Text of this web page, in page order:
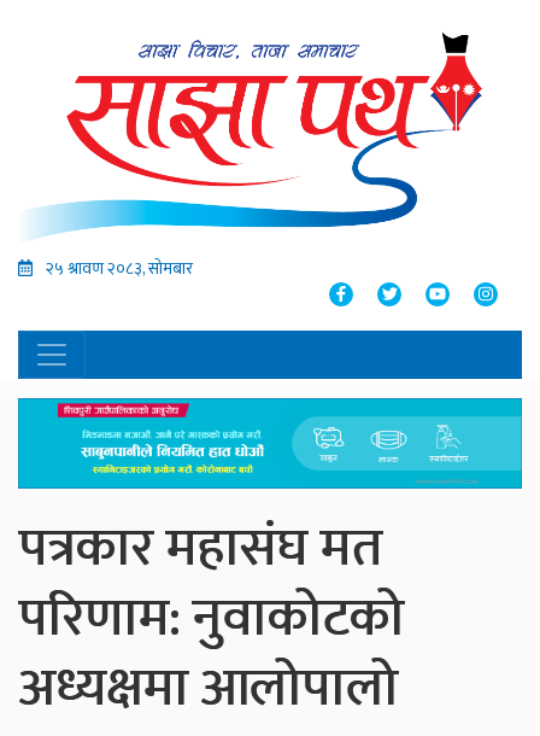
२५ श्रावण २०८३, सोमबार
पत्रकार महासंघ मत
परिणाम: नुवाकोटको
अध्यक्षमा आलोपालो